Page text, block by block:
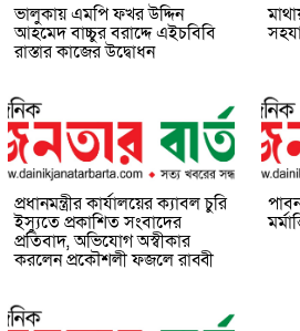
ভালুকায় এমপি ফখর উদ্দিন
আহমেদ বাচ্চুর বরাদ্দে এইচবিবি
রাস্তার কাজের উদ্বোধন
প্রধানমন্ত্রীর কার্যালয়ের ক্যাবল চুরি
ইস্যুতে প্রকাশিত সংবাদের
প্রতিবাদ, অভিযোগ অস্বীকার
করলেন প্রকৌশলী ফজলে রাব্বী